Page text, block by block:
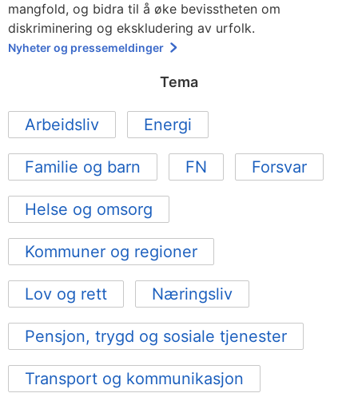
mangfold, og bidra til å øke bevisstheten om
diskriminering og ekskludering av urfolk.
Nyheter og pressemeldinger
Tema
Arbeidsliv Energi
Familie og barn FN Forsvar
Helse og omsorg
Kommuner og regioner
Lov og rett Næringsliv
Pensjon, trygd og sosiale tjenester
Transport og kommunikasjon